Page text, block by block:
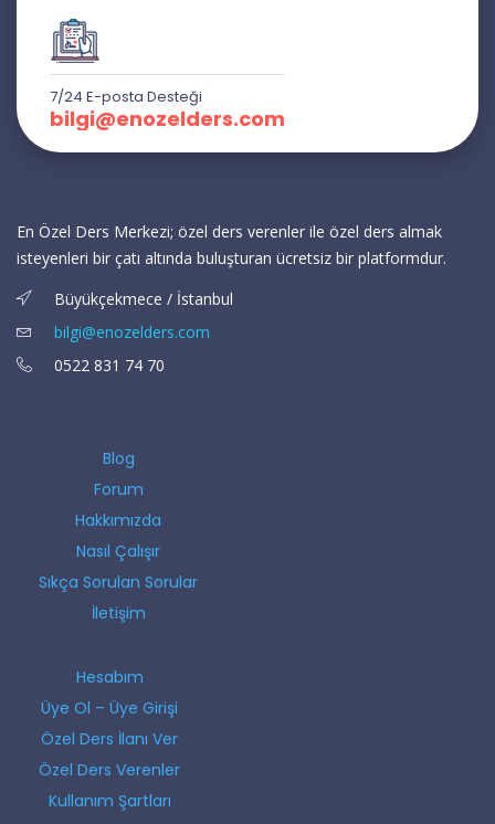
7/24 E-posta Desteği
bilgi@enozelders.com
En Özel Ders Merkezi; özel ders verenler ile özel ders almak
isteyenleri bir çatı altında buluşturan ücretsiz bir platformdur.
Büyükçekmece / İstanbul
bilgi@enozelders.com
0522 831 74 70
Blog
Forum
Hakkımızda
Nasıl Çalışır
Sıkça Sorulan Sorular
İletişim
Hesabım
Üye Ol – Üye Girişi
Özel Ders İlanı Ver
Özel Ders Verenler
Kullanım Şartları